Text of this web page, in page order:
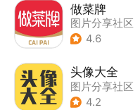
做菜牌
图片分享社区
4.6
头像大全
图片分享社区
4.2